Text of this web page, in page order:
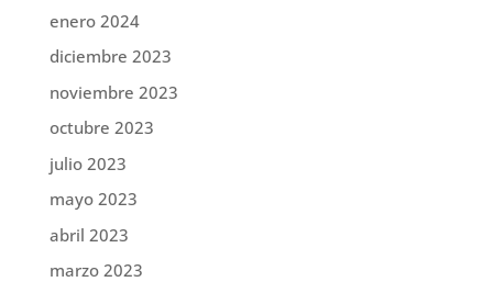
enero 2024
diciembre 2023
noviembre 2023
octubre 2023
julio 2023
mayo 2023
abril 2023
marzo 2023